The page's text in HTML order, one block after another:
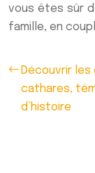
vous êtes sûr
famille, en
Découvrir
cathares,
d’histoire